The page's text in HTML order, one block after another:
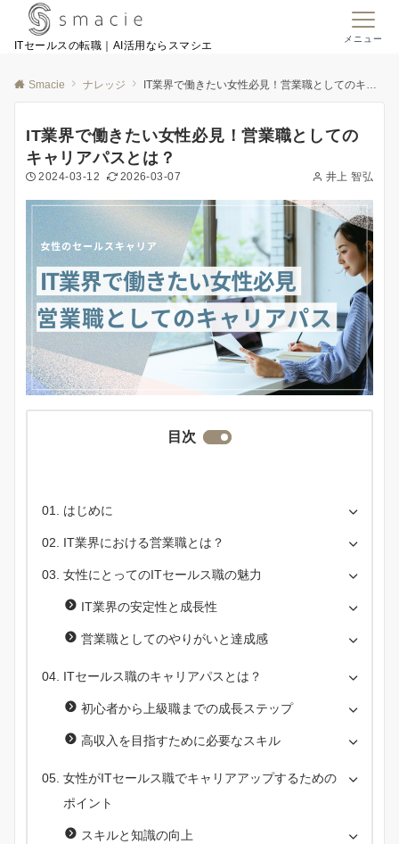
ITセールスの転職｜AI活用ならスマシエ
メニュー
Smacie ナレッジ IT業界で働きたい女性必見！営業職としてのキャリアパスとは？
IT業界で働きたい女性必見！営業職としての
キャリアパスとは？
2024-03-12 2026-03-07 井上 智弘
目次
はじめに
IT業界における営業職とは？
女性にとってのITセールス職の魅力
IT業界の安定性と成長性
営業職としてのやりがいと達成感
ITセールス職のキャリアパスとは？
初心者から上級職までの成長ステップ
高収入を目指すために必要なスキル
女性がITセールス職でキャリアアップするための
ポイント
スキルと知識の向上